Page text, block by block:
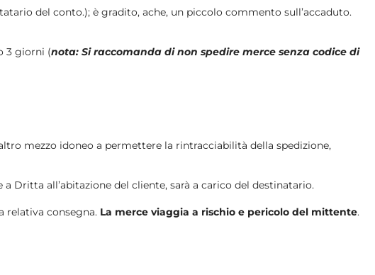
del conto.); è gradito, ache, un piccolo commento sull’accaduto.
3 giorni (nota: Si raccomanda di non spedire merce senza codice di
mezzo idoneo a permettere la rintracciabilità della spedizione,
Dritta all’abitazione del cliente, sarà a carico del destinatario.
relativa consegna. La merce viaggia a rischio e pericolo del mittente.